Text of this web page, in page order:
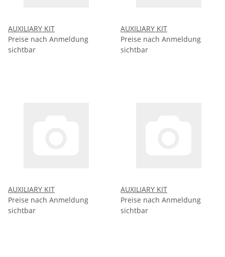
AUXILIARY KIT
Preise nach Anmeldung
sichtbar
AUXILIARY KIT
Preise nach Anmeldung
sichtbar
AUXILIARY KIT
Preise nach Anmeldung
sichtbar
AUXILIARY KIT
Preise nach Anmeldung
sichtbar